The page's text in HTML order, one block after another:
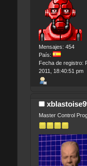
Mensajes: 454
País:
Fecha de registro:
2011, 18:40:51 pm
Master Control